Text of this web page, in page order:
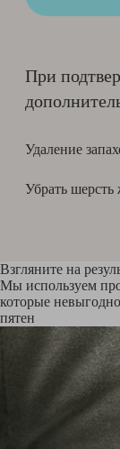
При
Удаление
Убрать
Взгляните на
Мы используем
которые
пятен